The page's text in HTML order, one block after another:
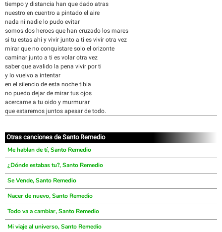
tiempo y distancia han que dado atras
nuestro en cuentro a pintado el aire
nada ni nadie lo pudo evitar
somos dos heroes que han cruzado los mares
si tu estas ahi y vivir junto a ti es vivir otra vez
mirar que no conquistare solo el orizonte
caminar junto a ti es volar otra vez
saber que avalido la pena vivir por ti
y lo vuelvo a intentar
en el silencio de esta noche tibia
no puedo dejar de mirar tus ojos
acercame a tu oido y murmurar
que estaremos juntos apesar de todo.
Otras canciones de Santo Remedio
Me hablan de tí, Santo Remedio
¿Dónde estabas tu?, Santo Remedio
Se Vende, Santo Remedio
Nacer de nuevo, Santo Remedio
Todo va a cambiar, Santo Remedio
Mi viaje al universo, Santo Remedio